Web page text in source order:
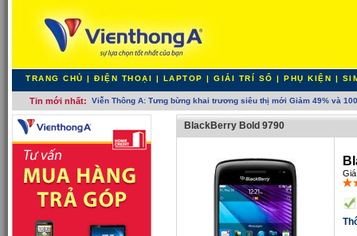
TRANG CHỦ | ĐIỆN THOẠI | LAPTOP | GIẢI TRÍ SỐ | PHỤ KIỆN |
Tin mới nhất: T_
BlackBerry Bold 9790